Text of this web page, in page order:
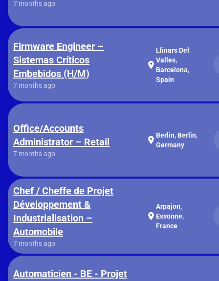
7 months ago
Firmware Engineer –
Sistemas Críticos
Embebidos (H/M)
7 months ago
location_on
Llinars Del
Valles,
Barcelona,
Spain
Office/Accounts
Administrator – Retail
7 months ago
location_on Berlin, Berlin,
Germany
Chef / Cheffe de Projet
Développement &
Industrialisation –
Automobile
7 months ago
location_on
Arpajon,
Essonne,
France
Automaticien - BE - Projet